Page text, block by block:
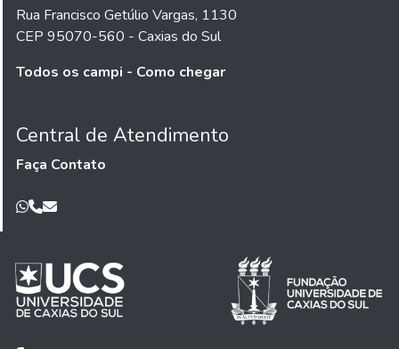
Rua Francisco Getúlio Vargas, 1130
CEP 95070-560 - Caxias do Sul
Todos os campi - Como chegar
Central de Atendimento
Faça Contato